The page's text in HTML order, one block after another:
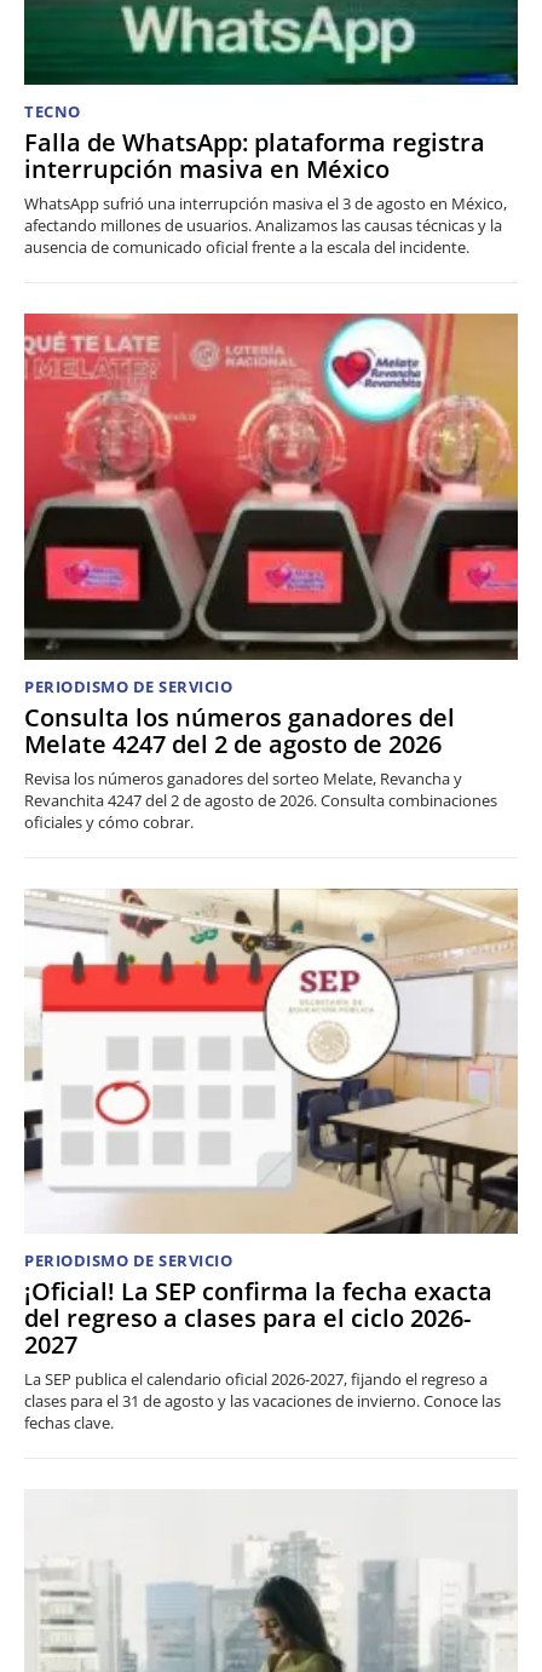
TECNO
Falla de WhatsApp: plataforma registra
interrupción masiva en México
WhatsApp sufrió una interrupción masiva el 3 de agosto en México,
afectando millones de usuarios. Analizamos las causas técnicas y la
ausencia de comunicado oficial frente a la escala del incidente.
PERIODISMO DE SERVICIO
Consulta los números ganadores del
Melate 4247 del 2 de agosto de 2026
Revisa los números ganadores del sorteo Melate, Revancha y
Revanchita 4247 del 2 de agosto de 2026. Consulta combinaciones
oficiales y cómo cobrar.
PERIODISMO DE SERVICIO
¡Oficial! La SEP confirma la fecha exacta
del regreso a clases para el ciclo 2026-
2027
La SEP publica el calendario oficial 2026-2027, fijando el regreso a
clases para el 31 de agosto y las vacaciones de invierno. Conoce las
fechas clave.